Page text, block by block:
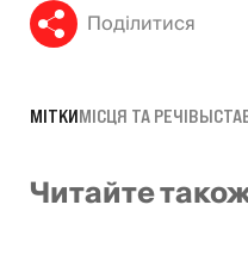
Поділитися
МІТКИМІСЦЯ ТА РЕЧІ
Читайте